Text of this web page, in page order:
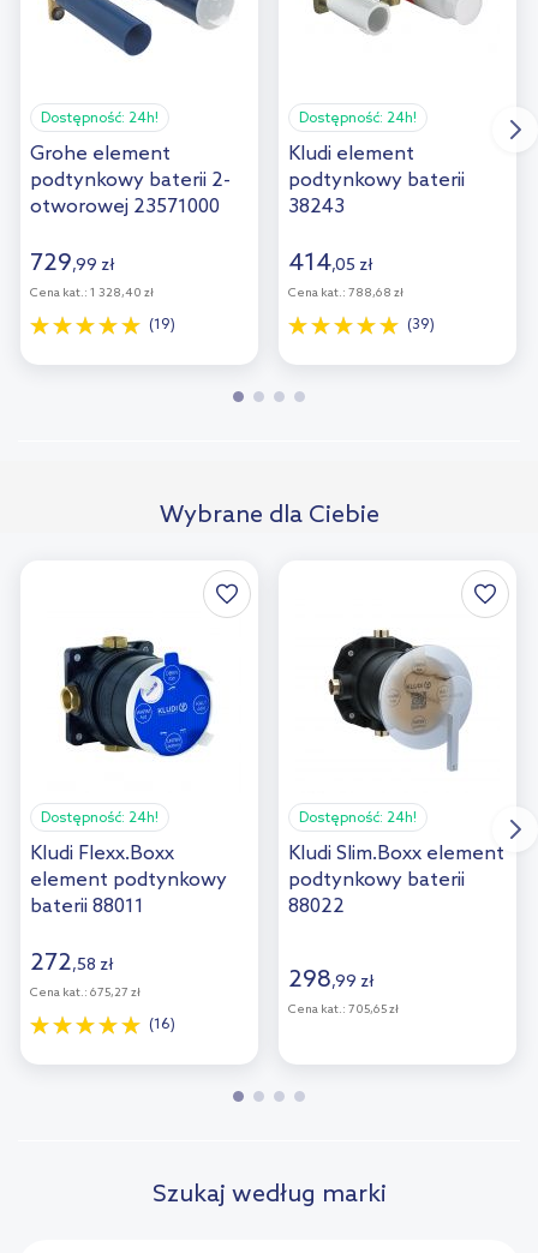
Dostępność: 24h!
Grohe element
podtynkowy baterii 2-
otworowej 23571000
729,99 zł
Cena kat.: 1 328,40 zł
(19)
Dostępność: 24h!
Kludi element
podtynkowy baterii
38243
414,05 zł
Cena kat.: 788,68 zł
(39)
Wybrane dla Ciebie
Dostępność: 24h!
Kludi Flexx.Boxx
element podtynkowy
baterii 88011
272,58 zł
Cena kat.: 675,27 zł
(16)
Dostępność: 24h!
Kludi Slim.Boxx element
podtynkowy baterii
88022
298,99 zł
Cena kat.: 705,65 zł
Szukaj według marki